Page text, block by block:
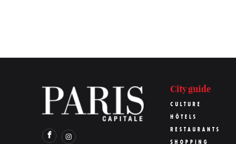
City guide
CULTURE
HÔTELS
RESTAURANTS
SHOPPING